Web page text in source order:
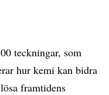
teckningar, som
hur kemi kan bidra
framtidens